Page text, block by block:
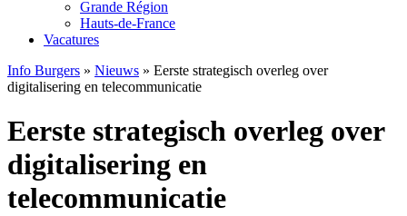
Grande Région
Hauts-de-France
Vacatures
Info Burgers » Nieuws » Eerste strategisch overleg over
digitalisering en telecommunicatie
Eerste strategisch overleg over
digitalisering en
telecommunicatie